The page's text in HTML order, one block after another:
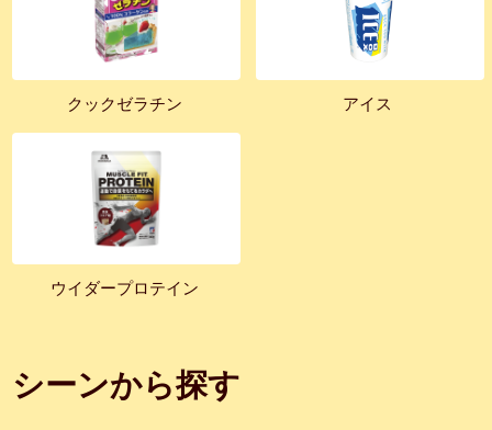
クックゼラチン アイス
ウイダープロテイン
シーンから探す